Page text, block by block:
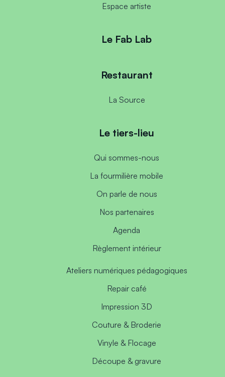
Espace artiste
Le Fab Lab
Restaurant
La Source
Le tiers-lieu
Qui sommes-nous
La fourmilière mobile
On parle de nous
Nos partenaires
Agenda
Règlement intérieur
Ateliers numériques pédagogiques
Repair café
Impression 3D
Couture & Broderie
Vinyle & Flocage
Découpe & gravure